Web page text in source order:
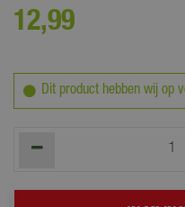
12,99
Dit product hebben wij op